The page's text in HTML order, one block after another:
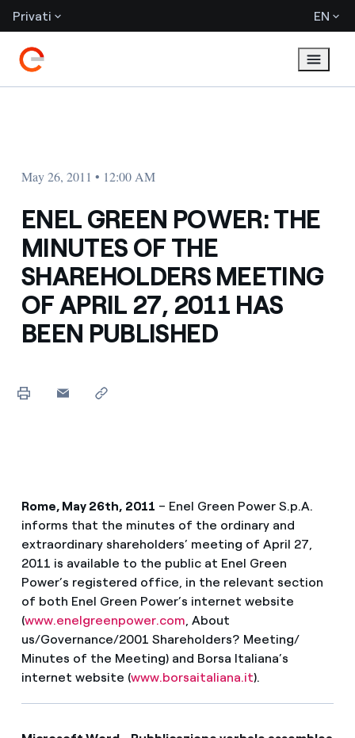
Privati EN
May 26, 2011 • 12:00 AM
ENEL GREEN POWER: THE
MINUTES OF THE
SHAREHOLDERS MEETING
OF APRIL 27, 2011 HAS
BEEN PUBLISHED
Rome, May 26th, 2011 – Enel Green Power S.p.A.
informs that the minutes of the ordinary and
extraordinary shareholders’ meeting of April 27,
2011 is available to the public at Enel Green
Power’s registered office, in the relevant section
of both Enel Green Power’s internet website
(www.enelgreenpower.com, About
us/Governance/2001 Shareholders? Meeting/
Minutes of the Meeting) and Borsa Italiana’s
internet website (www.borsaitaliana.it).